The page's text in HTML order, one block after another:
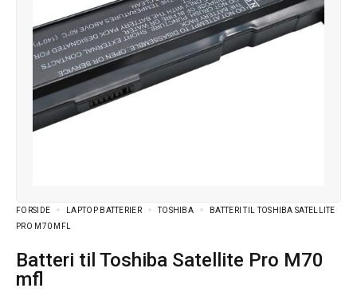
FORSIDE LAPTOP BATTERIER TOSHIBA
BATTERI TIL TOSHIBA SATELLITE
PRO M70 MFL
Batteri til Toshiba Satellite Pro M70
mfl